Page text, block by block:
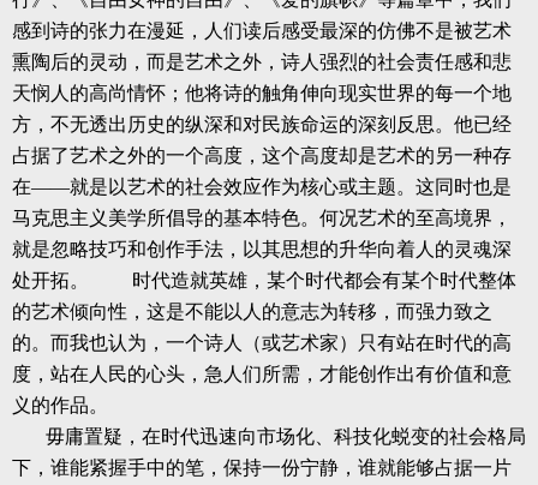
感到诗的张力在漫延，人们读后感受最深的仿佛不是被艺术
熏陶后的灵动，而是艺术之外，诗人强烈的社会责任感和悲
天悯人的高尚情怀；他将诗的触角伸向现实世界的每一个地
方，不无透出历史的纵深和对民族命运的深刻反思。他已经
占据了艺术之外的一个高度，这个高度却是艺术的另一种存
在——就是以艺术的社会效应作为核心或主题。这同时也是
马克思主义美学所倡导的基本特色。何况艺术的至高境界，
就是忽略技巧和创作手法，以其思想的升华向着人的灵魂深
处开拓。
时代造就英雄，某个时代都会有某个时代整体
的艺术倾向性，这是不能以人的意志为转移，而强力致之
的。而我也认为，一个诗人（或艺术家）只有站在时代的高
度，站在人民的心头，急人们所需，才能创作出有价值和意
义的作品。
毋庸置疑，在时代迅速向市场化、科技化蜕变的社会格局
下，谁能紧握手中的笔，保持一份宁静，谁就能够占据一片